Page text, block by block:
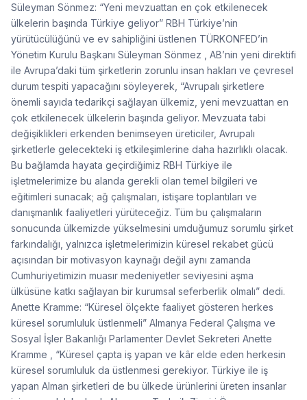
Süleyman Sönmez: “Yeni mevzuattan en çok etkilenecek
ülkelerin başında Türkiye geliyor” RBH Türkiye’nin
yürütücülüğünü ve ev sahipliğini üstlenen TÜRKONFED’in
Yönetim Kurulu Başkanı Süleyman Sönmez , AB’nin yeni direktifi
ile Avrupa’daki tüm şirketlerin zorunlu insan hakları ve çevresel
durum tespiti yapacağını söyleyerek, “Avrupalı şirketlere
önemli sayıda tedarikçi sağlayan ülkemiz, yeni mevzuattan en
çok etkilenecek ülkelerin başında geliyor. Mevzuata tabi
değişiklikleri erkenden benimseyen üreticiler, Avrupalı
şirketlerle gelecekteki iş etkileşimlerine daha hazırlıklı olacak.
Bu bağlamda hayata geçirdiğimiz RBH Türkiye ile
işletmelerimize bu alanda gerekli olan temel bilgileri ve
eğitimleri sunacak; ağ çalışmaları, istişare toplantıları ve
danışmanlık faaliyetleri yürüteceğiz. Tüm bu çalışmaların
sonucunda ülkemizde yükselmesini umduğumuz sorumlu şirket
farkındalığı, yalnızca işletmelerimizin küresel rekabet gücü
açısından bir motivasyon kaynağı değil aynı zamanda
Cumhuriyetimizin muasır medeniyetler seviyesini aşma
ülküsüne katkı sağlayan bir kurumsal seferberlik olmalı” dedi.
Anette Kramme: “Küresel ölçekte faaliyet gösteren herkes
küresel sorumluluk üstlenmeli” Almanya Federal Çalışma ve
Sosyal İşler Bakanlığı Parlamenter Devlet Sekreteri Anette
Kramme , “Küresel çapta iş yapan ve kâr elde eden herkesin
küresel sorumluluk da üstlenmesi gerekiyor. Türkiye ile iş
yapan Alman şirketleri de bu ülkede ürünlerini üreten insanlar